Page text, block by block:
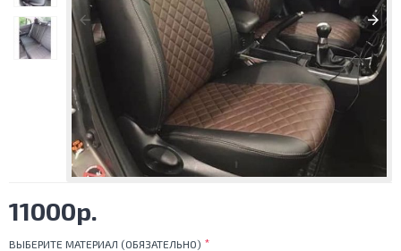
11000р.
ВЫБЕРИТЕ МАТЕРИАЛ (ОБЯЗАТЕЛЬНО)